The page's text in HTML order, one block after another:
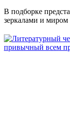
В подборке
зеркалами и миром